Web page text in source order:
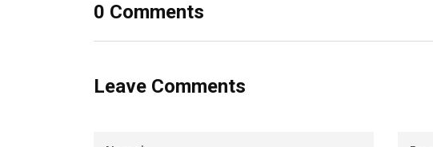
0 Comments
Leave Comments